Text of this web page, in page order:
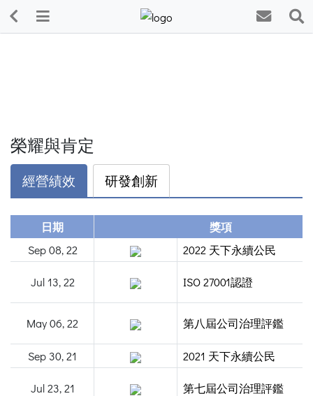
榮耀與肯定
經營績效 研發創新
日期
獎項
Sep 08, 22
2022 天下永續公民
Jul 13, 22 ISO 27001認證
May 06, 22 第八屆公司治理評鑑
Sep 30, 21 2021 天下永續公民
Jul 23, 21 第七屆公司治理評鑑